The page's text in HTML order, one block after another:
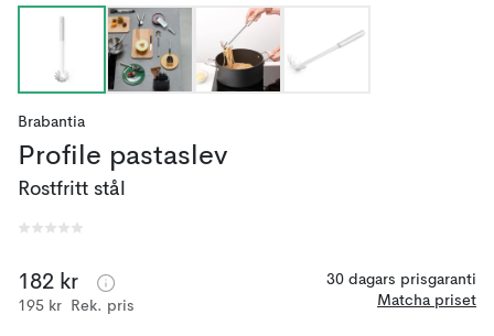
Brabantia
Profile pastaslev
Rostfritt stål
182 kr
195 kr Rek. pris
30 dagars prisgaranti
Matcha priset